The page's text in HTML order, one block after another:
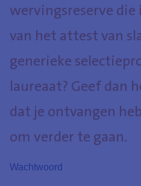
wervingsreserve
van het attest van
generieke
laureaat? Geef dan
dat je ontvangen
om verder te gaan.
Wachtwoord